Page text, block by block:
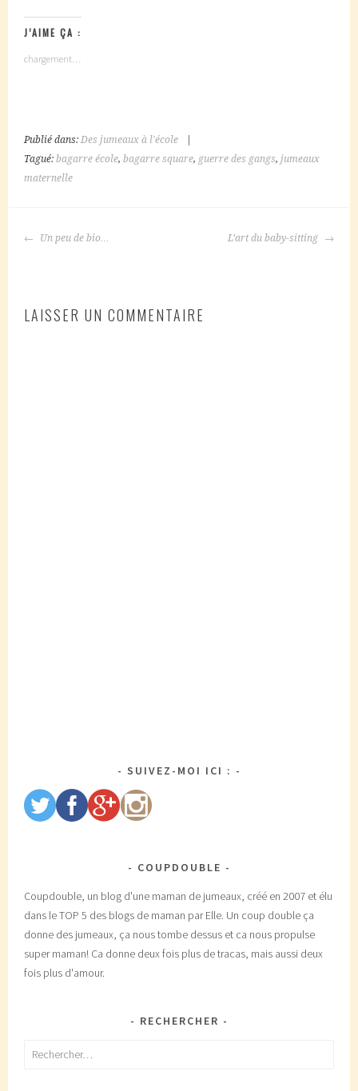
J’AIME ÇA :
chargement…
Publié dans:Des jumeaux à l'école
Tagué:bagarre école,bagarre square, guerre des gangs,jumeaux
maternelle
NAVIGATION
Un peu de bio… L’art du baby-sitting
LAISSER UN COMMENTAIRE
SUIVEZ-MOI ICI :
COUPDOUBLE
Coupdouble, un blog d'une maman de jumeaux, créé en 2007 et élu
dans le TOP 5 des blogs de maman par Elle. Un coup double ça
donne des jumeaux, ça nous tombe dessus et ca nous propulse
super maman! Ca donne deux fois plus de tracas, mais aussi deux
fois plus d'amour.
RECHERCHER
Rechercher :